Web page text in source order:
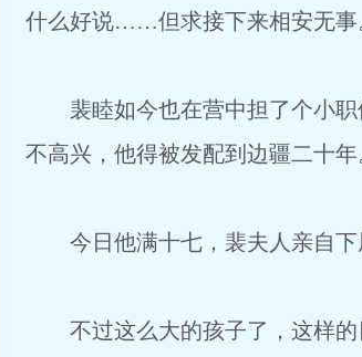
什么好说……但求接下来相安无事
裴睦如今也在营中担了个小职
不高兴，他得被发配到边疆二十年
今日他满十七，裴夫人亲自下
不过这么大的孩子了，这样的